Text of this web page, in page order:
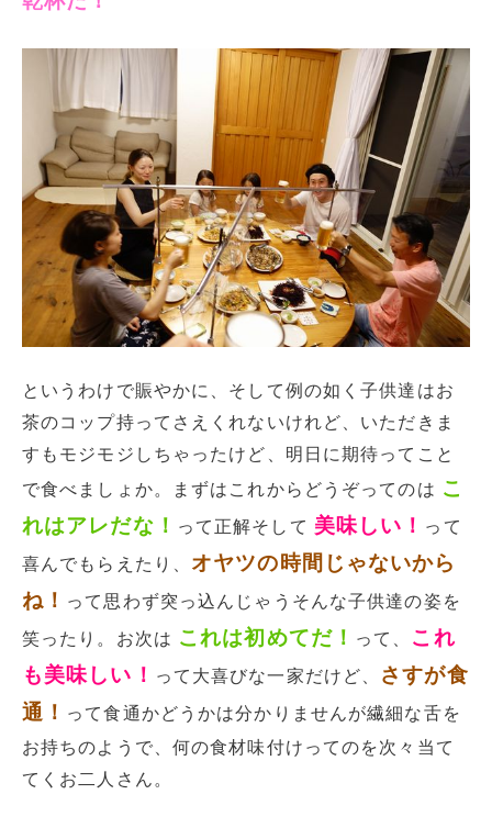
というわけで賑やかに、そして例の如く子供達はお
茶のコップ持ってさえくれないけれど、いただきま
すもモジモジしちゃったけど、明日に期待ってこと
で食べましょか。まずはこれからどうぞってのは こ
れはアレだな！ って正解そして 美味しい！ って
喜んでもらえたり、 オヤツの時間じゃないから
ね！ って思わず突っ込んじゃうそんな子供達の姿を
笑ったり。お次は これは初めてだ！ って、 これ
も美味しい！ って大喜びな一家だけど、
さすが食
通！ って食通かどうかは分かりませんが繊細な舌を
お持ちのようで、何の食材味付けってのを次々当て
てくお二人さん。